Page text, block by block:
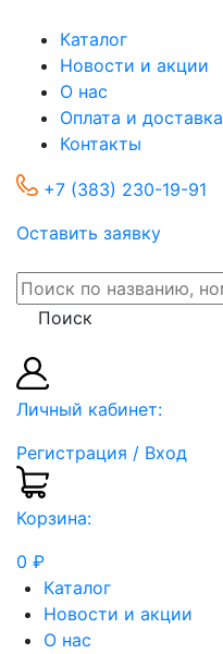
Каталог
Новости и акции
О нас
Оплата и доставка
Контакты
+7 (383) 230-19-91
Оставить заявку
Поиск
Личный кабинет:
Регистрация / Вход
Корзина:
0 ₽
Каталог
Новости и акции
О нас